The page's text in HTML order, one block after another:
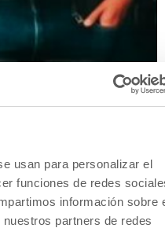
usan para personalizar el
funciones de redes
información sobre
partners de redes